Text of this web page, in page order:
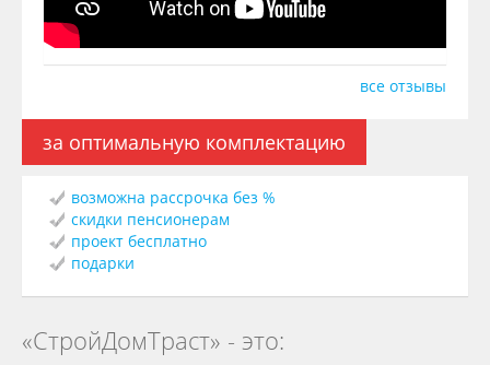
все отзывы
за оптимальную комплектацию
возможна рассрочка без %
скидки пенсионерам
проект бесплатно
подарки
«СтройДомТраст» - это: